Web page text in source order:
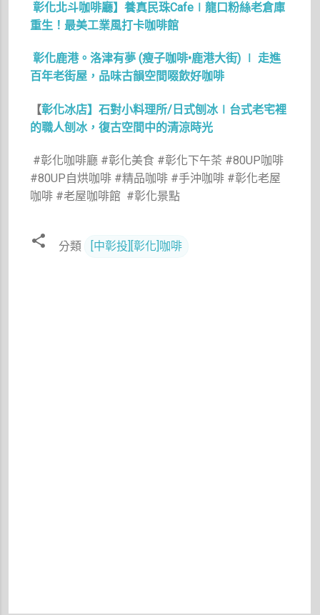
彰化北斗咖啡廳】養真民珠Cafe∣龍口粉絲老倉庫
重生！最美工業風打卡咖啡館
彰化鹿港。洛津有夢 (瘦子咖啡•鹿港大街) ∣ 走進
百年老街屋，品味古韻空間啜飲好咖啡
【彰化冰店】石對小料理所/日式刨冰∣台式老宅裡
的職人刨冰，復古空間中的清涼時光
#彰化咖啡廳 #彰化美食 #彰化下午茶 #80UP咖啡
#80UP自烘咖啡 #精品咖啡 #手沖咖啡 #彰化老屋
咖啡 #老屋咖啡館 #彰化景點
分類 [中彰投][彰化]咖啡